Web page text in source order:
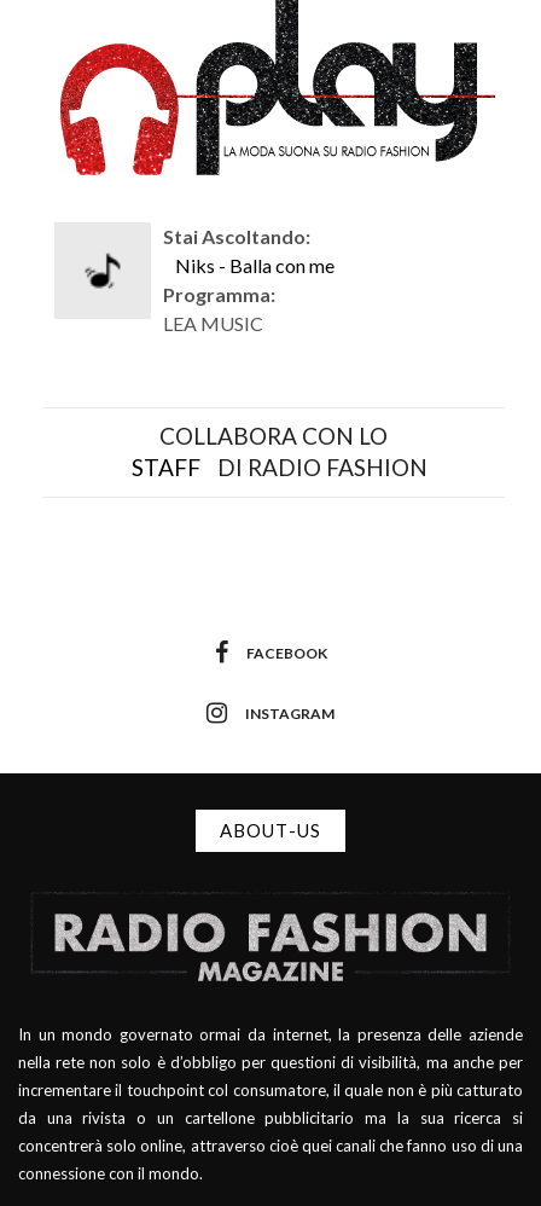
Stai Ascoltando:
Niks - Balla con me
Programma:
LEA MUSIC
COLLABORA CON LO
STAFF
DI RADIO FASHION
FACEBOOK
INSTAGRAM
ABOUT-US
In un mondo governato ormai da internet, la presenza delle aziende
nella rete non solo è d’obbligo per questioni di visibilità, ma anche per
incrementare il touchpoint col consumatore, il quale non è più catturato
da una rivista o un cartellone pubblicitario ma la sua ricerca si
concentrerà solo online, attraverso cioè quei canali che fanno uso di una
connessione con il mondo.